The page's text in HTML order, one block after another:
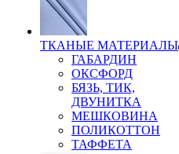
ТКАНЫЕ МАТЕРИАЛЫ
ГАБАРДИН
ОКСФОРД
БЯЗЬ, ТИК,
ДВУНИТКА
МЕШКОВИНА
ПОЛИКОТТОН
ТАФФЕТА